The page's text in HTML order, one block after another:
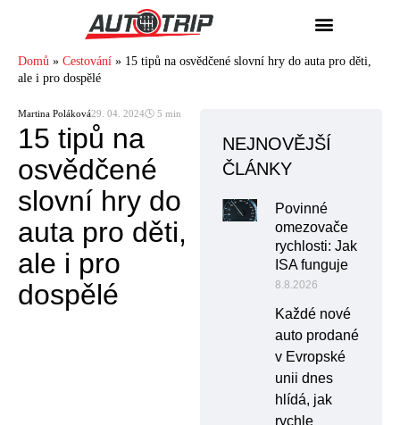
Domů » Cestování » 15 tipů na osvědčené slovní hry do auta pro děti,
ale i pro dospělé
Martina Poláková29. 04. 2024🕓 5 min
15 tipů na
osvědčené
slovní hry do
auta pro děti,
ale i pro
dospělé
NEJNOVĚJŠÍ
ČLÁNKY
Povinné
omezovače
rychlosti: Jak
ISA funguje
8.8.2026
Každé nové
auto prodané
v Evropské
unii dnes
hlídá, jak
rychle